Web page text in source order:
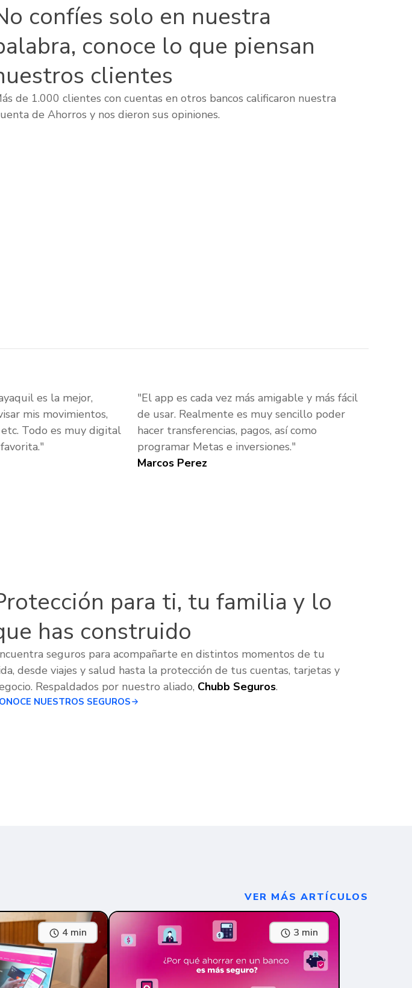
confíes solo en nuestra
conoce lo que piensan
clientes
de 1.000 clientes con cuentas en otros bancos calificaron nuestra
de Ahorros y nos dieron sus opiniones.
es la mejor,
mis movimientos,
Todo es muy digital
"El app es cada vez más amigable y más fácil
de usar. Realmente es muy sencillo poder
hacer transferencias, pagos, así como
programar Metas e inversiones."
Marcos Perez
para ti, tu familia y lo
has construido
seguros para acompañarte en distintos momentos de tu
desde viajes y salud hasta la protección de tus cuentas, tarjetas y
Respaldados por nuestro aliado, Chubb Seguros.
NUESTROS SEGUROS
VER MÁS ARTÍCULOS
4 min 3 min